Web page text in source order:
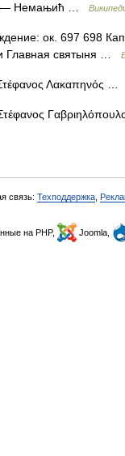
— Немањић …
ок. 697 698
Главная святыня …
Λακαπηνός …
связь: Техподдержка
на PHP, Joomla,